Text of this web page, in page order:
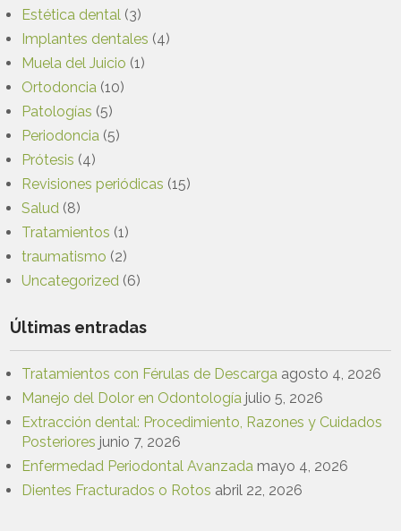
Estética dental (3)
Implantes dentales (4)
Muela del Juicio (1)
Ortodoncia (10)
Patologías (5)
Periodoncia (5)
Prótesis (4)
Revisiones periódicas (15)
Salud (8)
Tratamientos (1)
traumatismo (2)
Uncategorized (6)
Últimas entradas
Tratamientos con Férulas de Descarga agosto 4, 2026
Manejo del Dolor en Odontología julio 5, 2026
Extracción dental: Procedimiento, Razones y Cuidados
Posteriores junio 7, 2026
Enfermedad Periodontal Avanzada mayo 4, 2026
Dientes Fracturados o Rotos abril 22, 2026